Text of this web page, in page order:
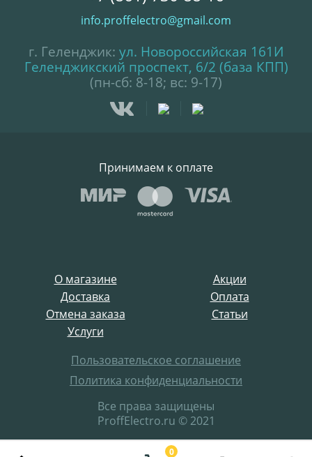
О магазине
Акции
Доставка
Оплата
Отмена заказа
Статьи
Услуги
Пользовательское соглашение
Политика конфиденциальности
Все права защищены
ProffElectro.ru © 2021
info.proffelectro@gmail.com
г. Геленджик: ул. Новороссийская 161И
Геленджикский проспект, 6/2 (база КПП)
(пн-сб: 8-18; вс: 9-17)
Принимаем к оплате
0